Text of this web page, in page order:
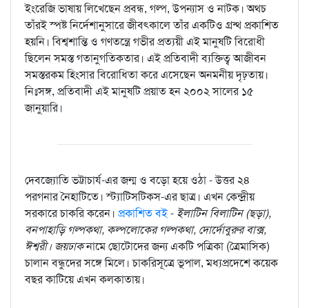
ইংরেজি ভাষায় লিখেছেন প্রবন্ধ, গল্প, উপন্যাস ও নাটক। অথচ
তাঁরই স্পষ্ট নির্দেশানুসারে জীবৎকালে তাঁর একটিও গ্রন্থ প্রকাশিত
হয়নি। বিশ্বশান্তি ও গণতন্ত্রে গভীর প্রত্যয়ী এই মানুষটি বিরোধী
ছিলেন সমস্ত গতানুগতিকতার। এই প্রতিবাদী ব্যক্তিত্ব আজীবন
সমস্তরকম হিংসার বিরোধিতা করে এসেছেন অনমনীয় দৃঢ়তায়।
নিঃসঙ্গ, প্রতিবাদী এই মানুষটি প্রয়াত হন ২০০২ সালের ১৫
জানুয়ারি।
দেবজ্যোতি ভট্টাচার্য-এর জন্ম ও বড়ো হয়ে ওঠা - উত্তর ২৪
পরগনার নৈহাটিতে। স্ট্যাটিসটিকস-এর ছাত্র। এখন কেন্দ্রীয়
সরকারে চাকরি করেন। প্রকাশিত বই- ইলাটিন বিলাটিন (ছড়া),
বনপাহাড়ি গল্পকথা, কল্পলোকের গল্পকথা, দোর্দোবুরুর বাক্স,
ঈশ্বরী। জয়ঢাকনামে ছোটোদের জন্য একটি পত্রিকা (ত্রৈমাসিক)
চালান বন্ধুদের সঙ্গে মিলে। চাকরিসূত্রে ভূপাল, মধ্যপ্রদেশে কয়েক
বছর কাটিয়ে এখন কলকাতায়।